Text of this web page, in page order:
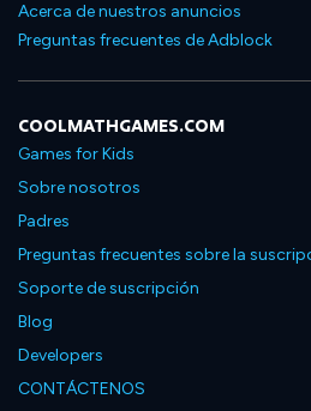
Acerca de nuestros anuncios
Preguntas frecuentes de Adblock
COOLMATHGAMES.COM
Games for Kids
Sobre nosotros
Padres
Preguntas frecuentes sobre la
Soporte de suscripción
Blog
Developers
CONTÁCTENOS